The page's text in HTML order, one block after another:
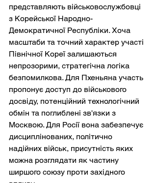
представляють військовослужбовці
з Корейської Народно-
Демократичної Республіки. Хоча
масштаби та точний характер участі
Північної Кореї залишаються
непрозорими, стратегічна логіка
безпомилкова. Для Пхеньяна участь
пропонує доступ до військового
досвіду, потенційний технологічний
обмін та поглиблені зв'язки з
Москвою. Для Росії вона забезпечує
дисциплінованих, політично
надійних військ, присутність яких
можна розглядати як частину
ширшого союзу проти західного